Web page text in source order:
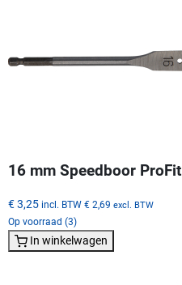
16 mm Speedboor ProFit
€ 3,25 incl. BTW € 2,69 excl. BTW
Op voorraad (3)
In winkelwagen